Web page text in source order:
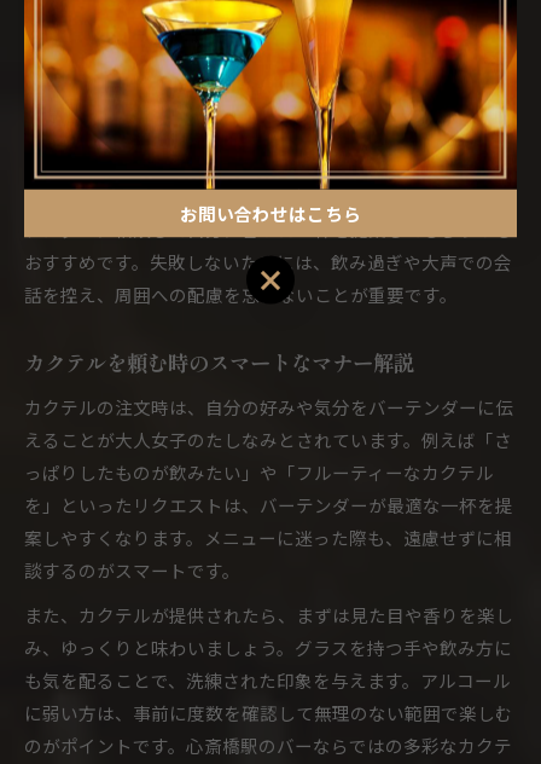
は、店内の雰囲気やその場の空気感をしっかり読み取ること
が大切です。混雑する時間帯やイベント開催時には、事前予
約や入店時の挨拶を忘れずに行いましょう。
また、ドリンクや料理の注文方法にも注意が必要です。人気
のカクテルやおすすめメニューを事前に調べておくと、スマ
ートなオーダーにつながります。初めて訪れる場合は、バー
テンダーに相談して自分に合った一杯を提案してもらうのも
おすすめです。失敗しないためには、飲み過ぎや大声での会
話を控え、周囲への配慮を忘れないことが重要です。
カクテルを頼む時のスマートなマナー解説
カクテルの注文時は、自分の好みや気分をバーテンダーに伝
えることが大人女子のたしなみとされています。例えば「さ
っぱりしたものが飲みたい」や「フルーティーなカクテル
を」といったリクエストは、バーテンダーが最適な一杯を提
案しやすくなります。メニューに迷った際も、遠慮せずに相
談するのがスマートです。
また、カクテルが提供されたら、まずは見た目や香りを楽し
み、ゆっくりと味わいましょう。グラスを持つ手や飲み方に
も気を配ることで、洗練された印象を与えます。アルコール
に弱い方は、事前に度数を確認して無理のない範囲で楽しむ
のがポイントです。心斎橋駅のバーならではの多彩なカクテ
お問い合わせはこちら
お問い合わせはこちら